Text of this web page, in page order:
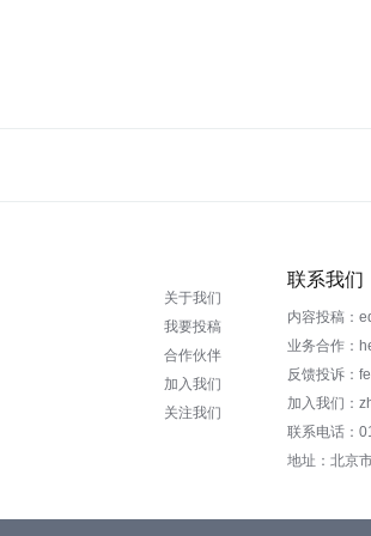
关于我们
我要投稿
合作伙伴
加入我们
关注我们
联系我们
内容投稿：
业务合作：
反馈投诉：
加入我们：
联系电话：
地址：北京